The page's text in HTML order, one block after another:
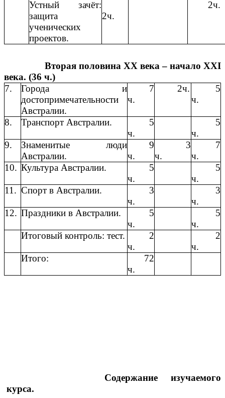
Устный зачёт:
защита
ученических
проектов.
2ч.
2ч.
Вторая половина XX века – начало XXI
века. (36 ч.)
7.
Города и
достопримечательности
Австралии.
7
ч.
2ч.
5
ч.
8. Транспорт Австралии.
5
ч.
5
ч.
9.
Знаменитые люди
Австралии.
9
ч.
3
ч.
7
ч.
10. Культура Австралии.
5
ч.
5
ч.
11. Спорт в Австралии.
3
ч.
3
ч.
12. Праздники в Австралии.
5
ч.
5
ч.
Итоговый контроль: тест.
2
ч.
2
ч.
Итого:
72
ч.
Содержание изучаемого
курса.